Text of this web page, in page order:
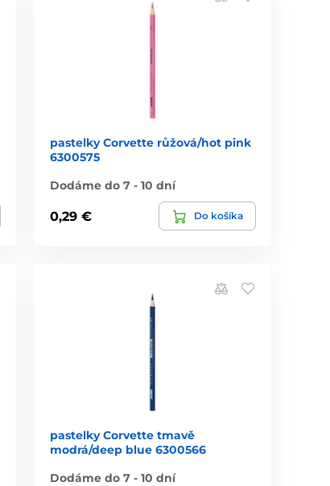
pastelky Corvette růžová/hot pink
6300575
Dodáme do 7 - 10 dní
0,29 € Do košíka
pastelky Corvette tmavě
modrá/deep blue 6300566
Dodáme do 7 - 10 dní